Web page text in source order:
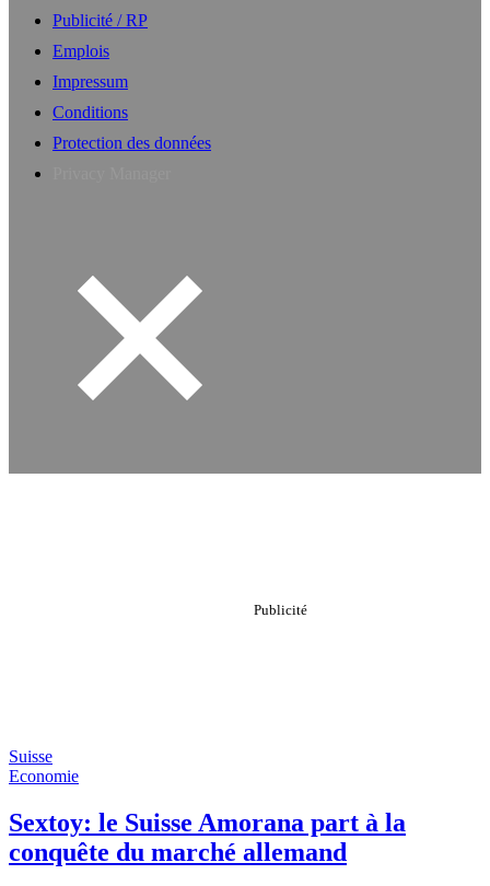
Publicité / RP
Emplois
Impressum
Conditions
Protection des données
Suisse
Economie
Sextoy: le Suisse Amorana part à la
conquête du marché allemand